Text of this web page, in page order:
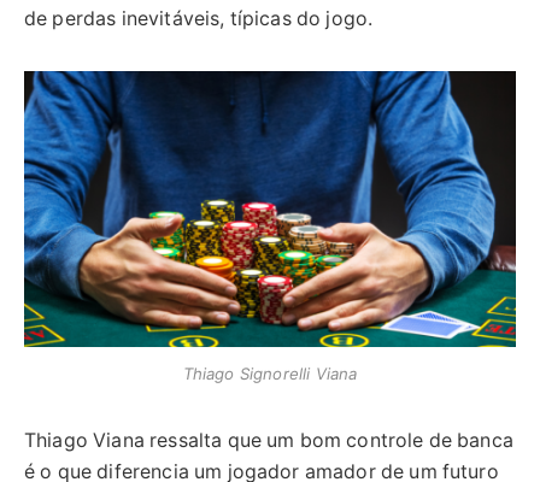
de perdas inevitáveis, típicas do jogo.
Thiago Signorelli Viana
Thiago Viana ressalta que um bom controle de banca
é o que diferencia um jogador amador de um futuro